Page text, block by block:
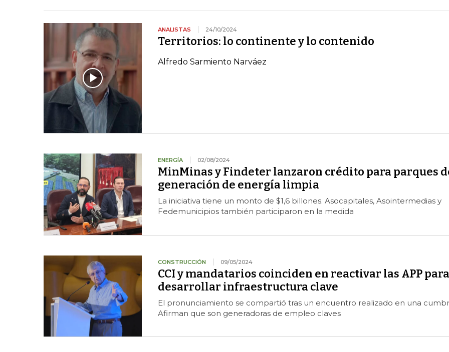
ANALISTAS 24/10/2024
Territorios: lo continente y lo contenido
Alfredo Sarmiento Narváez
ENERGÍA 02/08/2024
MinMinas y Findeter lanzaron crédito para parques
generación de energía limpia
La iniciativa tiene un monto de $1,6 billones. Asocapitales, Asointermedias y
Fedemunicipios también participaron en la medida
CONSTRUCCIÓN 09/05/2024
CCI y mandatarios coinciden en reactivar las APP para
desarrollar infraestructura clave
El pronunciamiento se compartió tras un encuentro realizado en una
Afirman que son generadoras de empleo claves